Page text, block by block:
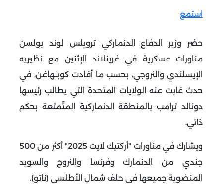
استمع
حضر وزير الدفاع الدنماركي ترويلس لوند بولسن
مناورات عسكرية في غرينلاند الإثنين مع نظيريه
الإيسلندي والنروجي، بحسب ما أفادت كوبنهاغن، في
حدث غابت عنه الولايات المتحدة التي يطالب رئيسها
دونالد ترامب بالمنطقة الدنماركية المتّمتعة بحكم
ذاتي.
ويشارك في مناورات "أركتيك لايت 2025" أكثر من 500
جندي من الدنمارك وفرنسا والنروج والسويد
المنضوية جميعها في حلف شمال الأطلسي (ناتو).